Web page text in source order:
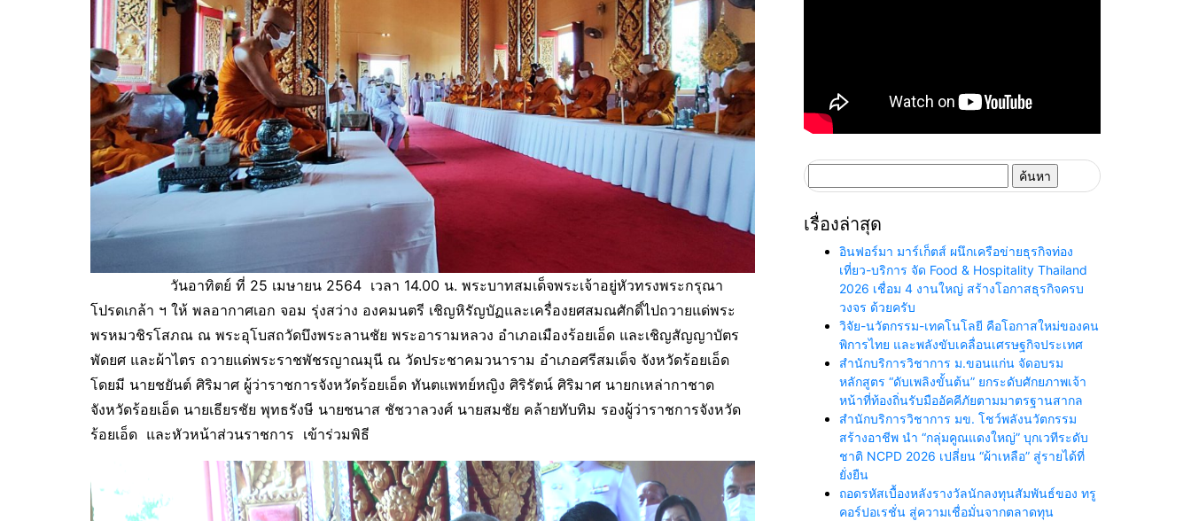
วันอาทิตย์ ที่ 25 เมษายน 2564 เวลา 14.00 น. พระบาทสมเด็จพระเจ้าอยู่หัวทรงพระกรุณา
โปรดเกล้า ฯ ให้ พลอากาศเอก จอม รุ่งสว่าง องคมนตรี เชิญหิรัญบัฏและเครื่องยศสมณศักดิ์ไปถวายแด่พระ
พรหมวชิรโสภณ ณ พระอุโบสถวัดบึงพระลานชัย พระอารามหลวง อำเภอเมืองร้อยเอ็ด และเชิญสัญญาบัตร
พัดยศ และผ้าไตร ถวายแด่พระราชพัชรญาณมุนี ณ วัดประชาคมวนาราม อำเภอศรีสมเด็จ จังหวัดร้อยเอ็ด
โดยมี นายชยันต์ ศิริมาศ ผู้ว่าราชการจังหวัดร้อยเอ็ด ทันตแพทย์หญิง ศิริรัตน์ ศิริมาศ นายกเหล่ากาชาด
จังหวัดร้อยเอ็ด นายเธียรชัย พุทธรังษี นายชนาส ชัชวาลวงศ์ นายสมชัย คล้ายทับทิม รองผู้ว่าราชการจังหวัด
ร้อยเอ็ด และหัวหน้าส่วนราชการ เข้าร่วมพิธี
สำหรับ:
เรื่องล่าสุด
อินฟอร์มา มาร์เก็ตส์ ผนึกเครือข่ายธุรกิจท่อง
เที่ยว-บริการ จัด Food & Hospitality Thailand
2026 เชื่อม 4 งานใหญ่ สร้างโอกาสธุรกิจครบ
วงจร ด้วยครับ
วิจัย-นวัตกรรม-เทคโนโลยี คือโอกาสใหม่ของคน
พิการไทย และพลังขับเคลื่อนเศรษฐกิจประเทศ
สำนักบริการวิชาการ ม.ขอนแก่น จัดอบรม
หลักสูตร “ดับเพลิงขั้นต้น” ยกระดับศักยภาพเจ้า
หน้าที่ท้องถิ่นรับมืออัคคีภัยตามมาตรฐานสากล
สำนักบริการวิชาการ มข. โชว์พลังนวัตกรรม
สร้างอาชีพ นำ “กลุ่มคูณแดงใหญ่” บุกเวทีระดับ
ชาติ NCPD 2026 เปลี่ยน “ผ้าเหลือ” สู่รายได้ที่
ยั่งยืน
ถอดรหัสเบื้องหลังรางวัลนักลงทุนสัมพันธ์ของ ทรู
คอร์ปอเรชั่น สู่ความเชื่อมั่นจากตลาดทุน